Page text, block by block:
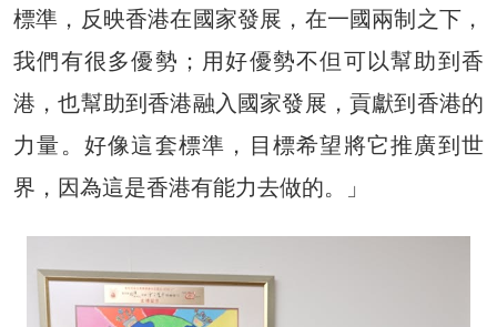
標準，反映香港在國家發展，在一國兩制之下，
我們有很多優勢；用好優勢不但可以幫助到香
港，也幫助到香港融入國家發展，貢獻到香港的
力量。好像這套標準，目標希望將它推廣到世
界，因為這是香港有能力去做的。」